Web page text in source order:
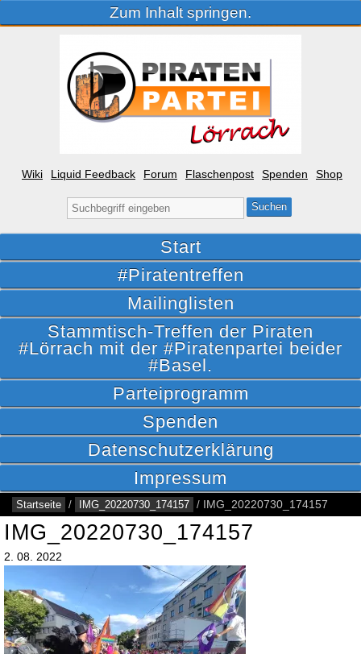
Zum Inhalt springen.
Wiki Liquid Feedback Forum Flaschenpost Spenden Shop
Suche
nach:
Start
#Piratentreffen
Mailinglisten
Stammtisch-Treffen der Piraten
#Lörrach mit der #Piratenpartei beider
#Basel.
Parteiprogramm
Spenden
Datenschutzerklärung
Impressum
Startseite / IMG_20220730_174157 / IMG_20220730_174157
IMG_20220730_174157
2. 08. 2022